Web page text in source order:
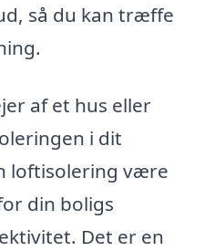
så du kan træffe
af et hus eller
i dit
loftisolering være
din boligs
Det er en